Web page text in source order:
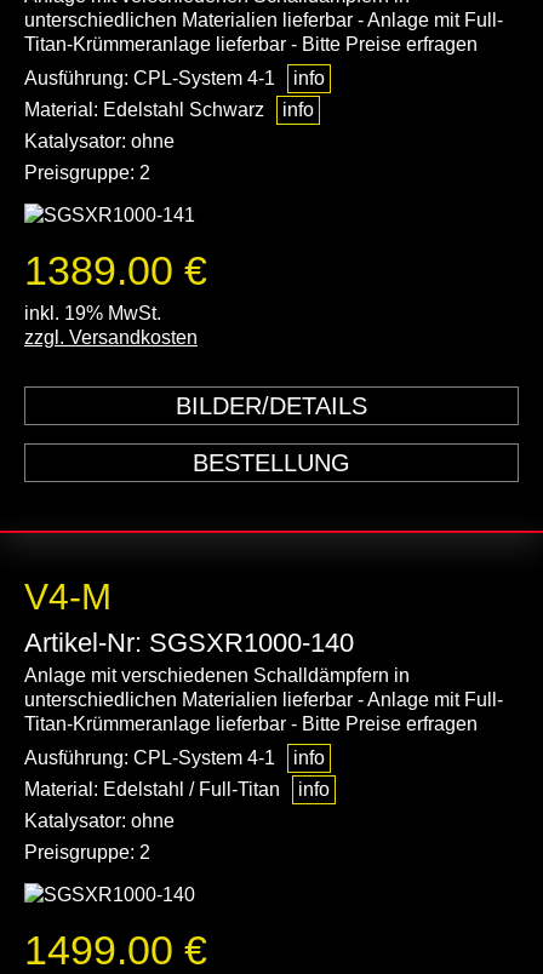
unterschiedlichen Materialien lieferbar - Anlage mit Full-
Titan-Krümmeranlage lieferbar - Bitte Preise erfragen
Ausführung: CPL-System 4-1
info
Material: Edelstahl Schwarz info
Katalysator: ohne
Preisgruppe: 2
1389.00 €
inkl. 19% MwSt.
zzgl. Versandkosten
BILDER/DETAILS
BESTELLUNG
V4-M
Artikel-Nr: SGSXR1000-140
Anlage mit verschiedenen Schalldämpfern in
unterschiedlichen Materialien lieferbar - Anlage mit Full-
Titan-Krümmeranlage lieferbar - Bitte Preise erfragen
Ausführung: CPL-System 4-1
info
Material: Edelstahl / Full-Titan info
Katalysator: ohne
Preisgruppe: 2
1499.00 €